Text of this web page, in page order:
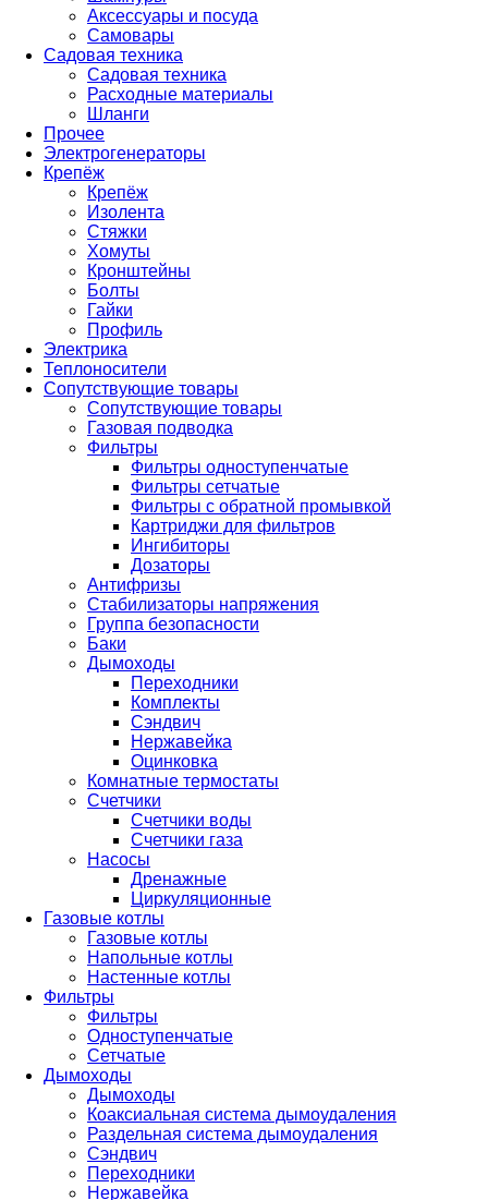
Аксессуары и посуда
Самовары
Садовая техника
Садовая техника
Расходные материалы
Шланги
Прочее
Электрогенераторы
Крепёж
Крепёж
Изолента
Стяжки
Хомуты
Кронштейны
Болты
Гайки
Профиль
Электрика
Теплоносители
Сопутствующие товары
Сопутствующие товары
Газовая подводка
Фильтры
Фильтры одноступенчатые
Фильтры сетчатые
Фильтры с обратной промывкой
Картриджи для фильтров
Ингибиторы
Дозаторы
Антифризы
Стабилизаторы напряжения
Группа безопасности
Баки
Дымоходы
Переходники
Комплекты
Сэндвич
Нержавейка
Оцинковка
Комнатные термостаты
Счетчики
Счетчики воды
Счетчики газа
Насосы
Дренажные
Циркуляционные
Газовые котлы
Газовые котлы
Напольные котлы
Настенные котлы
Фильтры
Фильтры
Одноступенчатые
Сетчатые
Дымоходы
Дымоходы
Коаксиальная система дымоудаления
Раздельная система дымоудаления
Сэндвич
Переходники
Нержавейка